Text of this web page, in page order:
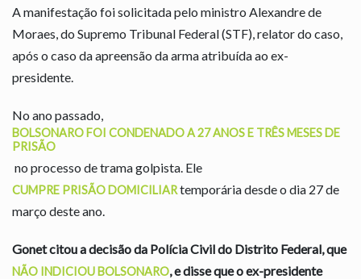
A manifestação foi solicitada pelo ministro Alexandre de
Moraes, do Supremo Tribunal Federal (STF), relator do caso,
após o caso da apreensão da arma atribuída ao ex-
presidente.
No ano passado,
BOLSONARO FOI CONDENADO A 27 ANOS E TRÊS MESES DE
PRISÃO
no processo de trama golpista. Ele
CUMPRE PRISÃO DOMICILIARtemporária desde o dia 27 de
março deste ano.
Gonet citou a decisão da Polícia Civil do Distrito Federal, que
NÃO INDICIOU BOLSONARO, e disse que o ex-presidente